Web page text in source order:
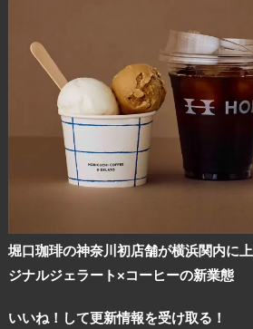
堀口珈琲の神奈川初店舗が横浜関内に
ジナルジェラート×コーヒーの新業態
いいね！して更新情報を受け取る！